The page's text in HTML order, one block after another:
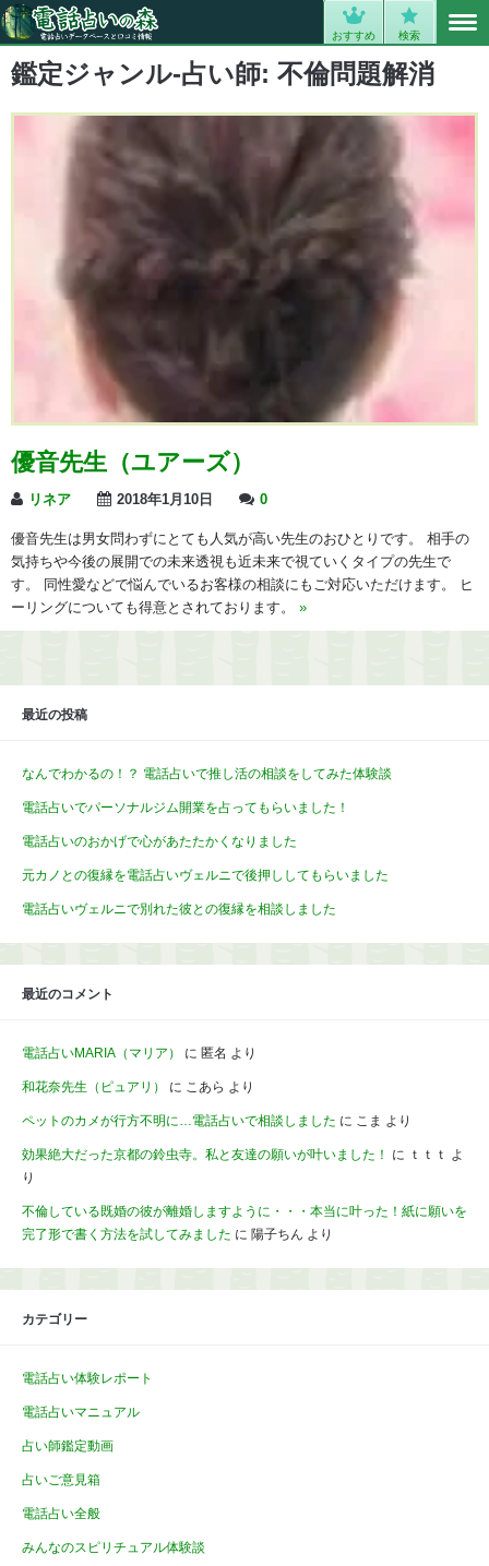
おすすめ 検索
鑑定ジャンル-占い師: 不倫問題解消
優音先生（ユアーズ）
リネア 2018年1月10日 0
優音先生は男女問わずにとても人気が高い先生のおひとりです。 相手の
気持ちや今後の展開での未来透視も近未来で視ていくタイプの先生で
す。 同性愛などで悩んでいるお客様の相談にもご対応いただけます。 ヒ
ーリングについても得意とされております。 »
最近の投稿
なんでわかるの！？ 電話占いで推し活の相談をしてみた体験談
電話占いでパーソナルジム開業を占ってもらいました！
電話占いのおかげで心があたたかくなりました
元カノとの復縁を電話占いヴェルニで後押ししてもらいました
電話占いヴェルニで別れた彼との復縁を相談しました
最近のコメント
電話占いMARIA（マリア） に 匿名 より
和花奈先生（ピュアリ） に こあら より
ペットのカメが行方不明に…電話占いで相談しました に こま より
効果絶大だった京都の鈴虫寺。私と友達の願いが叶いました！ に ｔｔｔ よ
り
不倫している既婚の彼が離婚しますように・・・本当に叶った！紙に願いを
完了形で書く方法を試してみました に 陽子ちん より
カテゴリー
電話占い体験レポート
電話占いマニュアル
占い師鑑定動画
占いご意見箱
電話占い全般
みんなのスピリチュアル体験談